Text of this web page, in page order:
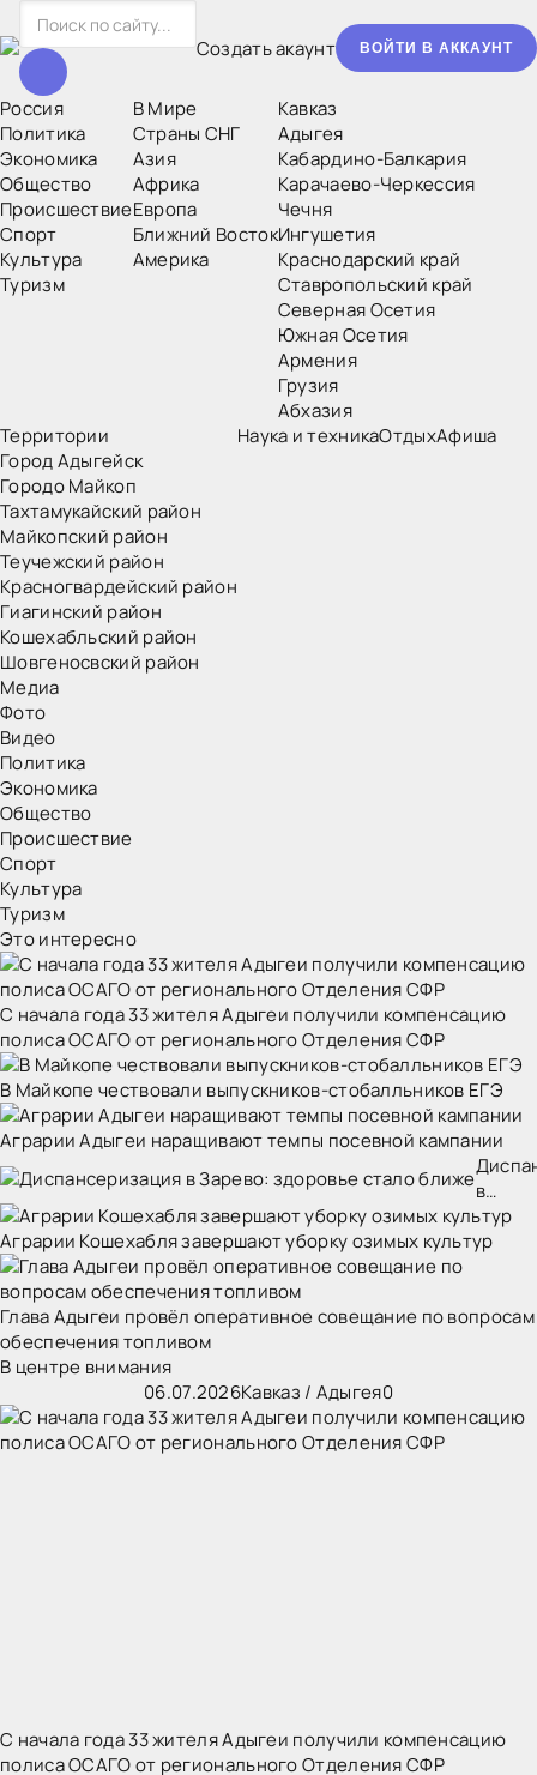
Создать акаунт ВОЙТИ В АККАУНТ
Россия
Политика
Экономика
Общество
Происшествие
Спорт
Культура
Туризм
В Мире
Страны СНГ
Азия
Африка
Европа
Ближний Восток
Америка
Кавказ
Адыгея
Кабардино-Балкария
Карачаево-Черкессия
Чечня
Ингушетия
Краснодарский край
Ставропольский край
Северная Осетия
Южная Осетия
Армения
Грузия
Абхазия
Территории
Город Адыгейск
Городо Майкоп
Тахтамукайский район
Майкопский район
Теучежский район
Красногвардейский район
Гиагинский район
Кошехабльский район
Шовгеносвский район
Наука и техникаОтдыхАфиша
Медиа
Фото
Видео
Политика
Экономика
Общество
Происшествие
Спорт
Культура
Туризм
Это интересно
С начала года 33 жителя Адыгеи получили компенсацию
полиса ОСАГО от регионального Отделения СФР
В Майкопе чествовали выпускников-стобалльников ЕГЭ
Аграрии Адыгеи наращивают темпы посевной кампании
в
Аграрии Кошехабля завершают уборку озимых культур
Глава Адыгеи провёл оперативное совещание по вопросам
обеспечения топливом
В центре внимания
06.07.2026Кавказ / Адыгея0
С начала года 33 жителя Адыгеи получили компенсацию
полиса ОСАГО от регионального Отделения СФР